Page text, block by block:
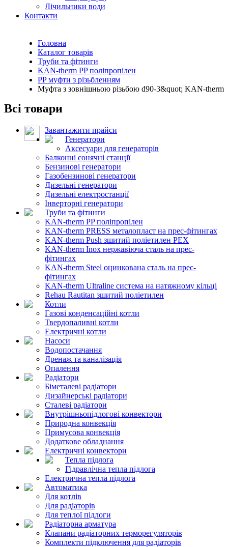
Лічильники води
Контакти
Головна
Каталог товарів
Труби та фітинги
KAN-therm PP поліпропілен
PP муфти з різьбленням
Муфта з зовнішньою різьбою d90-3&quot; KAN-therm
Всі товари
Завантажити прайси
Генератори
Аксесуари для генераторів
Балконні сонячні станції
Бензинові генератори
Газобензинові генератори
Дизельні генератори
Дизельні електростанції
Інверторні генератори
Труби та фітинги
KAN-therm PP поліпропілен
KAN-therm PRESS металопласт на прес-фітингах
KAN-therm Push зшитий поліетилен PEX
KAN-therm Inox нержавіюча сталь на прес-
фітингах
KAN-therm Steel оцинкована сталь на прес-
фітингах
KAN-therm Ultraline система на натяжному кільці
Rehau Rautitan зшитий поліетилен
Котли
Газові конденсаційні котли
Твердопаливні котли
Електричні котли
Насоси
Водопостачання
Дренаж та каналізація
Опалення
Радіатори
Біметалеві радіатори
Дизайнерські радіатори
Сталеві радіатори
Внутрішньопідлогові конвектори
Природна конвекція
Примусова конвекція
Додаткове обладнання
Електричні конвектори
Тепла підлога
Гідравлічна тепла підлога
Електрична тепла підлога
Автоматика
Для котлів
Для радіаторів
Для теплої підлоги
Радіаторна арматура
Клапани радіаторних терморегуляторів
Комплекти підключення для радіаторів